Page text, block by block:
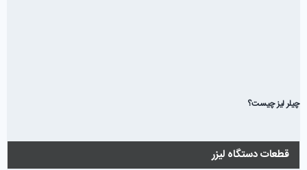
چیلر لیز چیست؟
قطعات دستگاه لیزر